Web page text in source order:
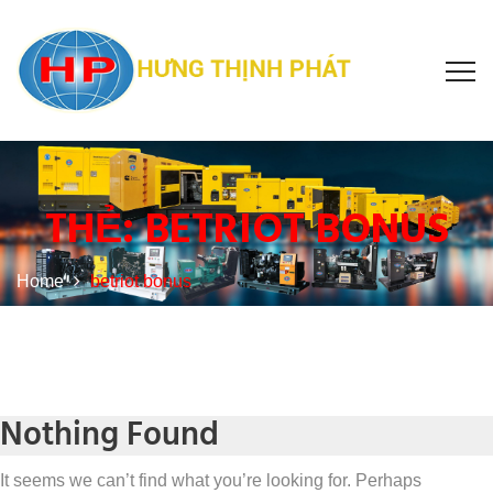
THẺ:BETRIOT BONUS
Home betriot bonus
Nothing Found
It seems we can’t find what you’re looking for. Perhaps